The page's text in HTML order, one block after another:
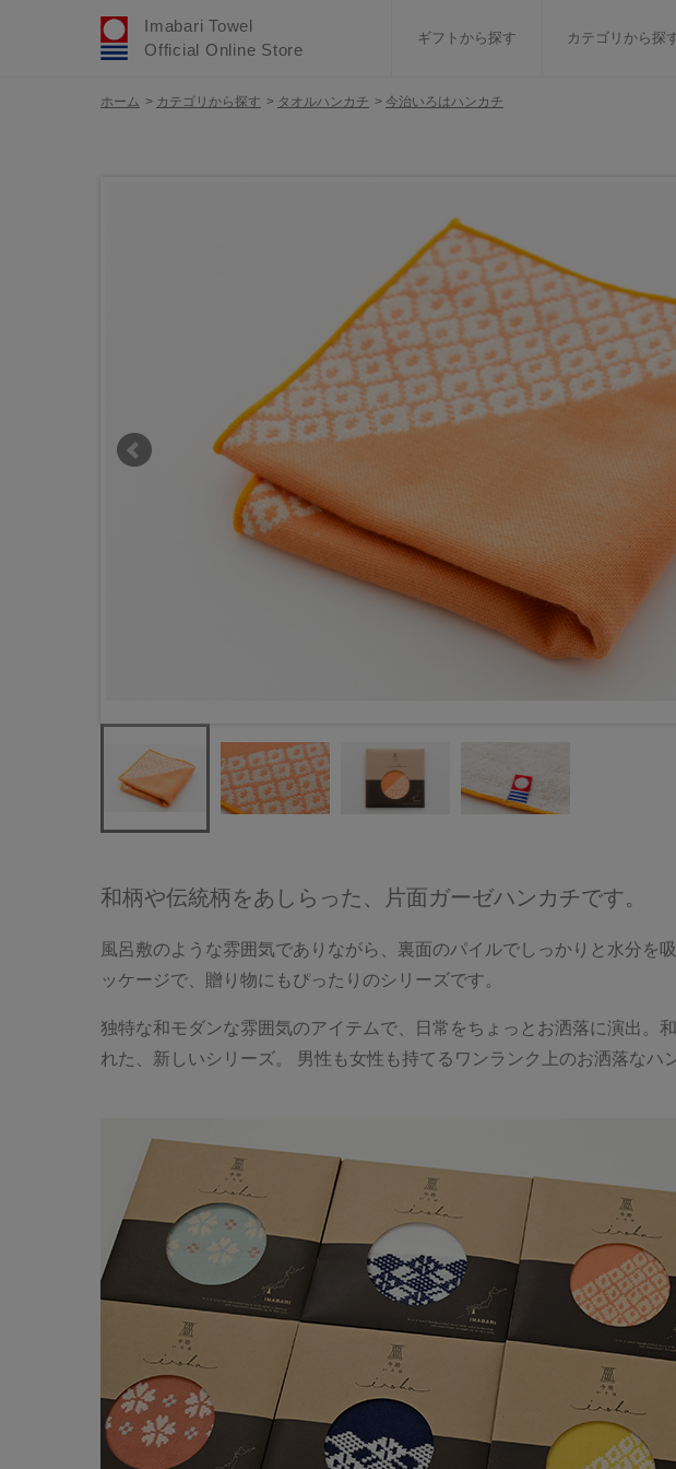
Imabari Towel
Official Online Store
ギフトから探す カテゴリから探
ホーム > カテゴリから探す > タオルハンカチ > 今治いろはハンカチ
和柄や伝統柄をあしらった、片面ガーゼハンカチです。
風呂敷のような雰囲気でありながら、裏面のパイルでしっかりと水分を
ッケージで、贈り物にもぴったりのシリーズです。
独特な和モダンな雰囲気のアイテムで、日常をちょっとお洒落に演出。
れた、新しいシリーズ。 男性も女性も持てるワンランク上のお洒落なハ